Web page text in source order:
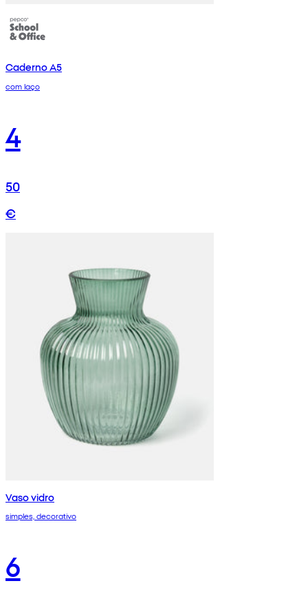
Caderno A5
com laço
4
50
€
Vaso vidro
simples, decorativo
6